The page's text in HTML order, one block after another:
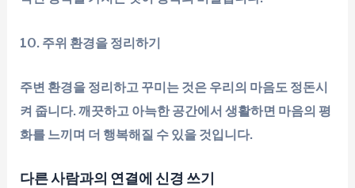
10. 주위 환경을 정리하기
주변 환경을 정리하고 꾸미는 것은 우리의 마음도 정돈시
켜 줍니다. 깨끗하고 아늑한 공간에서 생활하면 마음의 평
화를 느끼며 더 행복해질 수 있을 것입니다.
다른 사람과의 연결에 신경 쓰기